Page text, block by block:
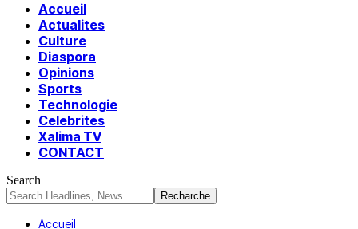
Accueil
Actualites
Culture
Diaspora
Opinions
Sports
Technologie
Celebrites
Xalima TV
CONTACT
Search
Accueil